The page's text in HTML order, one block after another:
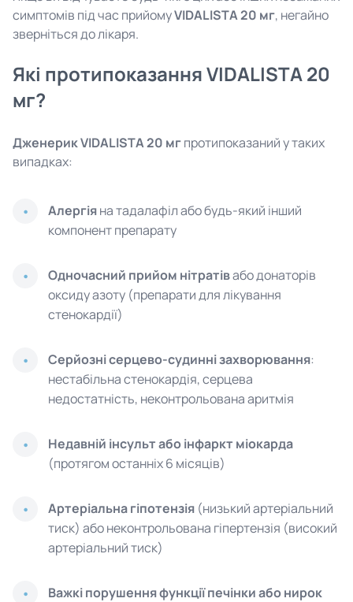
симптомів під час прийомуVIDALISTA 20 мг, негайно
зверніться до лікаря.
Які протипоказання VIDALISTA 20
мг?
Дженерик VIDALISTA 20 мгпротипоказаний у таких
випадках:
Алергіяна тадалафіл або будь-який інший
компонент препарату
Одночасний прийом нітратівабо донаторів
оксиду азоту (препарати для лікування
стенокардії)
Серйозні серцево-судинні захворювання:
нестабільна стенокардія, серцева
недостатність, неконтрольована аритмія
Недавній інсульт або інфаркт міокарда
(протягом останніх 6 місяців)
Артеріальна гіпотензія (низький артеріальний
тиск) або неконтрольована гіпертензія (високий
артеріальний тиск)
Важкі порушення функції печінки або нирок